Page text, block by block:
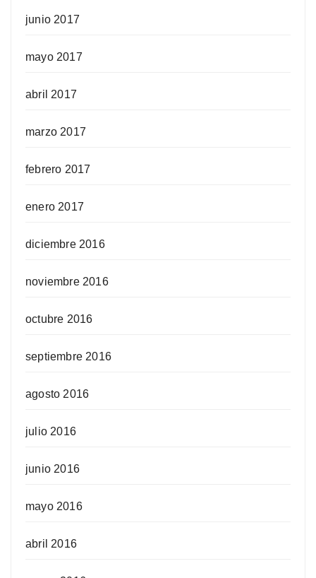
junio 2017
mayo 2017
abril 2017
marzo 2017
febrero 2017
enero 2017
diciembre 2016
noviembre 2016
octubre 2016
septiembre 2016
agosto 2016
julio 2016
junio 2016
mayo 2016
abril 2016